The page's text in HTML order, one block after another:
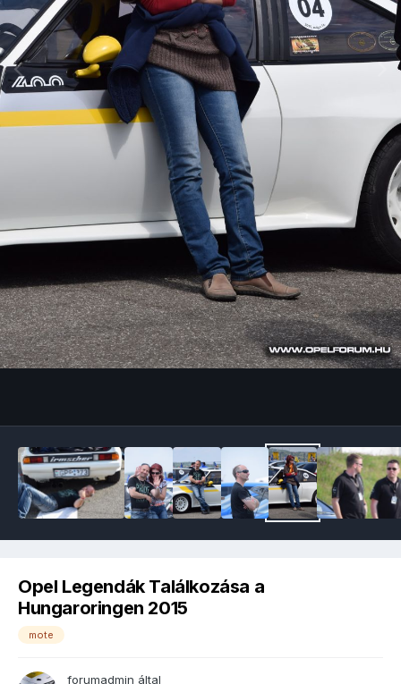
Opel Legendák Találkozása a
Hungaroringen 2015
mote
forumadmin által